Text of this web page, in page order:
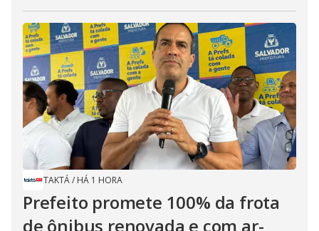
TAKTÁ/ HÁ 1 HORA
Prefeito promete 100% da frota
de ônibus renovada e com ar-